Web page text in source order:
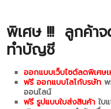
พิเศษ !!! ลูกค้าจ
ทำบัญชี
ออกแบบเว็บไซต์ลดพิเศษ
ฟรี ออกแบบโลโก้บรษัทพ
ออนไลน์
ฟรี รูปแบบใบส่งสินค้า ใบ